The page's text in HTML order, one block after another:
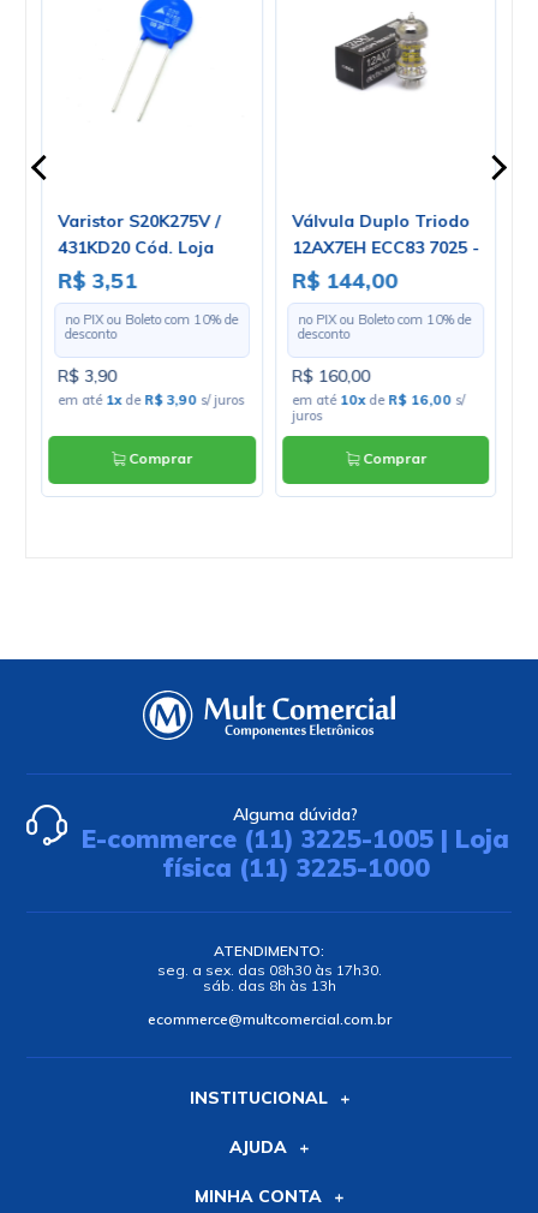
Varistor S20K275V /
431KD20 Cód. Loja
1371
R$ 3,51
no PIX ou Boleto com 10% de
desconto
R$ 3,90
em até 1xde R$ 3,90 s/ juros
Comprar
Válvula Duplo Triodo
12AX7EH ECC83 7025 -
Electro-Harmonix
R$ 144,00
no PIX ou Boleto com 10% de
desconto
R$ 160,00
em até 10xde R$ 16,00 s/
juros
Comprar
Alguma dúvida?
E-commerce (11) 3225-1005 | Loja
física (11) 3225-1000
ATENDIMENTO:
seg. a sex. das 08h30 às 17h30.
sáb. das 8h às 13h
ecommerce@multcomercial.com.br
INSTITUCIONAL
AJUDA
MINHA CONTA